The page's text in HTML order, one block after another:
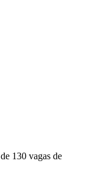
130 vagas de